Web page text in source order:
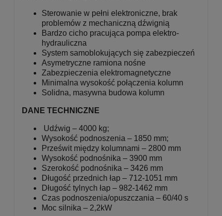
Sterowanie w pełni elektroniczne, brak
problemów z mechaniczną dźwignią
Bardzo cicho pracująca pompa elektro-
hydrauliczna
System samoblokujących się zabezpieczeń
Asymetryczne ramiona nośne
Zabezpieczenia elektromagnetyczne
Minimalna wysokość połączenia kolumn
Solidna, masywna budowa kolumn
DANE TECHNICZNE
Udźwig – 4000 kg;
Wysokość podnoszenia – 1850 mm;
Prześwit między kolumnami – 2800 mm
Wysokość podnośnika – 3900 mm
Szerokość podnośnika – 3426 mm
Długość przednich łap – 712-1051 mm
Długość tylnych łap – 982-1462 mm
Czas podnoszenia/opuszczania – 60/40 s
Moc silnika – 2,2kW